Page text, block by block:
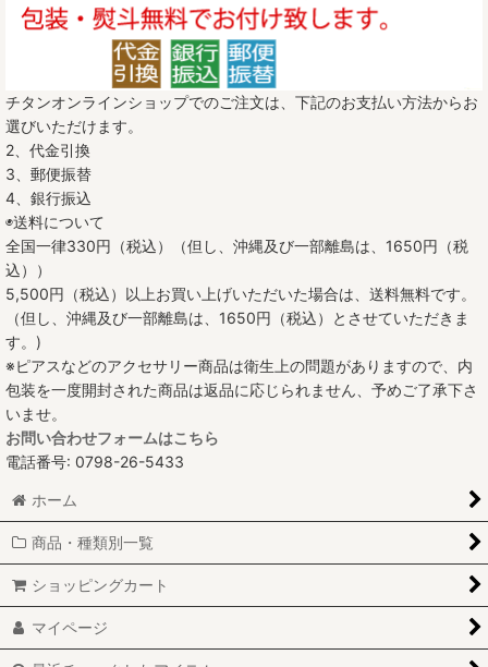
チタンオンラインショップでのご注文は、下記のお支払い方法からお
選びいただけます。
2、代金引換
3、郵便振替
4、銀行振込
◉送料について
全国一律330円（税込）（但し、沖縄及び一部離島は、1650円（税
込））
5,500円（税込）以上お買い上げいただいた場合は、送料無料です。
（但し、沖縄及び一部離島は、1650円（税込）とさせていただきま
す。)
※ピアスなどのアクセサリー商品は衛生上の問題がありますので、内
包装を一度開封された商品は返品に応じられません、予めご了承下さ
いませ。
お問い合わせフォームはこちら
電話番号: 0798-26-5433
ホーム
商品・種類別一覧
ショッピングカート
マイページ